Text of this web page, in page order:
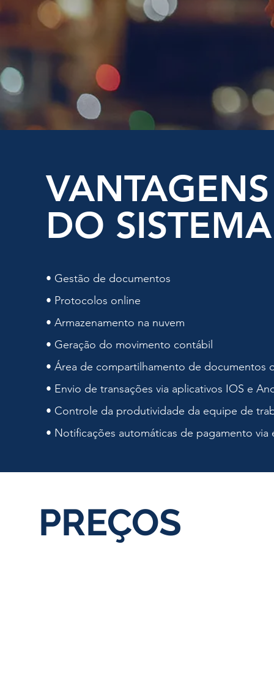
VANTAGENS
DO SISTEMA
• Gestão de documentos
• Protocolos online
• Armazenamento na nuvem
• Geração do movimento contábil
• Área de compartilhamento de documentos
• Envio de transações via aplicativos IOS e
• Controle da produtividade da equipe de
• Notificações automáticas de pagamento via
PREÇOS